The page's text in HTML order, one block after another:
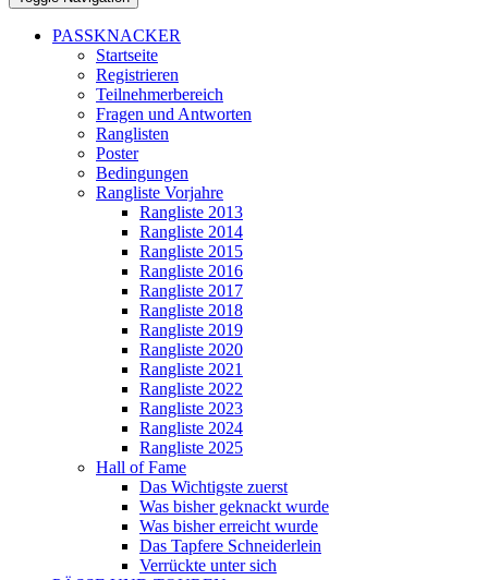
PASSKNACKER
Startseite
Registrieren
Teilnehmerbereich
Fragen und Antworten
Ranglisten
Poster
Bedingungen
Rangliste Vorjahre
Rangliste 2013
Rangliste 2014
Rangliste 2015
Rangliste 2016
Rangliste 2017
Rangliste 2018
Rangliste 2019
Rangliste 2020
Rangliste 2021
Rangliste 2022
Rangliste 2023
Rangliste 2024
Rangliste 2025
Hall of Fame
Das Wichtigste zuerst
Was bisher geknackt wurde
Was bisher erreicht wurde
Das Tapfere Schneiderlein
Verrückte unter sich